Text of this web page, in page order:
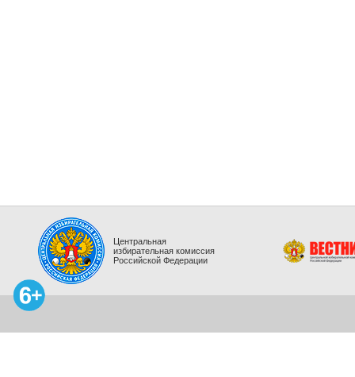
Центральная
избирательная комиссия
Российской Федерации